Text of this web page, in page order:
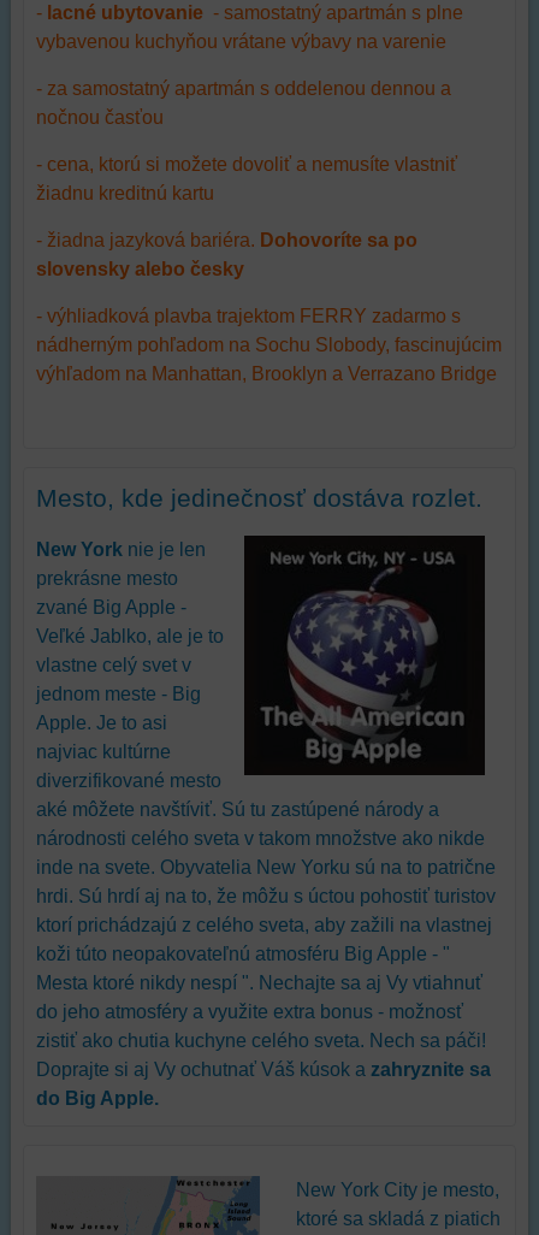
- lacné ubytovanie - samostatný apartmán s plne
vybavenou kuchyňou vrátane výbavy na varenie
- za samostatný apartmán s oddelenou dennou a
nočnou časťou
- cena, ktorú si možete dovoliť a nemusíte vlastniť
žiadnu kreditnú kartu
- žiadna jazyková bariéra. Dohovoríte sa po
slovensky alebo česky
- výhliadková plavba trajektom FERRY zadarmo s
nádherným pohľadom na Sochu Slobody, fascinujúcim
výhľadom na Manhattan, Brooklyn a Verrazano Bridge
Mesto, kde jedinečnosť dostáva rozlet.
New York nie je len
prekrásne mesto
zvané Big Apple -
Veľké Jablko, ale je to
vlastne celý svet v
jednom meste - Big
Apple. Je to asi
najviac kultúrne
diverzifikované mesto
aké môžete navštíviť. Sú tu zastúpené národy a
národnosti celého sveta v takom množstve ako nikde
inde na svete. Obyvatelia New Yorku sú na to patrične
hrdi. Sú hrdí aj na to, že môžu s úctou pohostiť turistov
ktorí prichádzajú z celého sveta, aby zažili na vlastnej
koži túto neopakovateľnú atmosféru Big Apple - "
Mesta ktoré nikdy nespí ". Nechajte sa aj Vy vtiahnuť
do jeho atmosféry a využite extra bonus - možnosť
zistiť ako chutia kuchyne celého sveta. Nech sa páči!
Doprajte si aj Vy ochutnať Váš kúsok a zahryznite sa
do Big Apple.
New York City je mesto,
ktoré sa skladá z piatich